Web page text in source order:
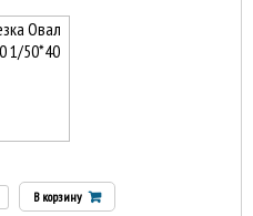
В корзину